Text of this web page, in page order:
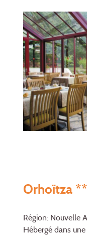
Orhoïtza
Région: Nouvelle
Hébergé dans